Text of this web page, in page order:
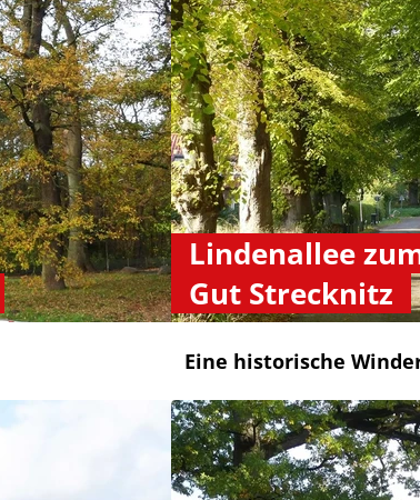
Lindenallee
Gut Strecknitz
Eine historische